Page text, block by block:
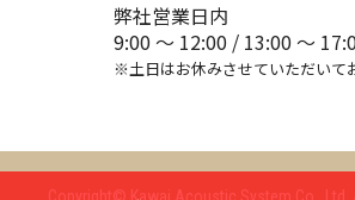
弊社営業日内
9:00 ～ 12:00 / 13:00 ～
※土日はお休みさせていただいて